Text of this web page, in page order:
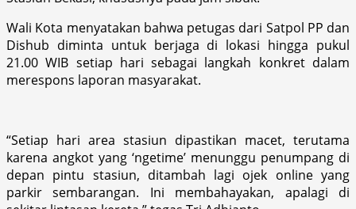
Wali Kota menyatakan bahwa petugas dari Satpol PP dan
Dishub diminta untuk berjaga di lokasi hingga pukul
21.00 WIB setiap hari sebagai langkah konkret dalam
merespons laporan masyarakat.
“Setiap hari area stasiun dipastikan macet, terutama
karena angkot yang ‘ngetime’ menunggu penumpang di
depan pintu stasiun, ditambah lagi ojek online yang
parkir sembarangan. Ini membahayakan, apalagi di